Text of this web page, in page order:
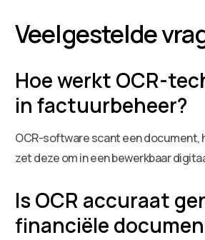
Veelgestelde
Hoe werkt OCR-
in factuurbeheer?
OCR-software scant een document,
zet deze om in een bewerkbaar
Is OCR accuraat
financiële